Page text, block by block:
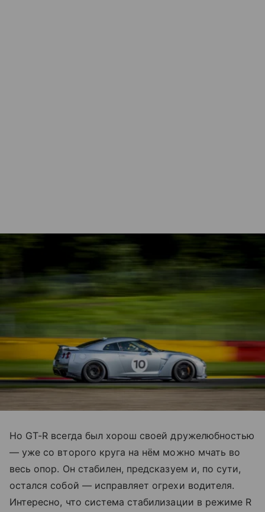
Но GT-R всегда был хорош своей дружелюбностью
— уже со второго круга на нём можно мчать во
весь опор. Он стабилен, предсказуем и, по сути,
остался собой — исправляет огрехи водителя.
Интересно, что система стабилизации в режиме R